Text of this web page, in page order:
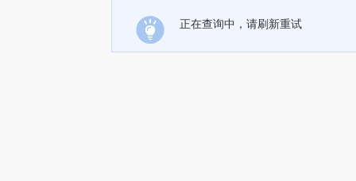
正在查询中，请刷新重试